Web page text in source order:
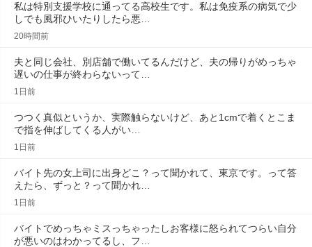
私は特別支援学校に通ってる高校生です。私は免疫系の病気で少
しでも風邪ひいたりしたら悪…
20時間前
夫と同じ会社、別店舗で働いてるんだけど、夫の帰りがめっちゃ
遅いの仕事が終わらないって…
1日前
つつく真似というか、実際触らないけど、あと1cmで着くとこま
で指を伸ばしてくる人がい…
1日前
バイト先の女上司に出身どこ？って聞かれて、東京です。って答
えたら、ずっと？って聞かれ…
1日前
バイトでめっちゃミスっちゃったしお客様に怒られてつらい自分
が悪いのはわかってるし、フ…